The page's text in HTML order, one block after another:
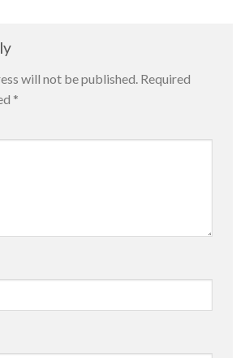
will not be published. Required
*